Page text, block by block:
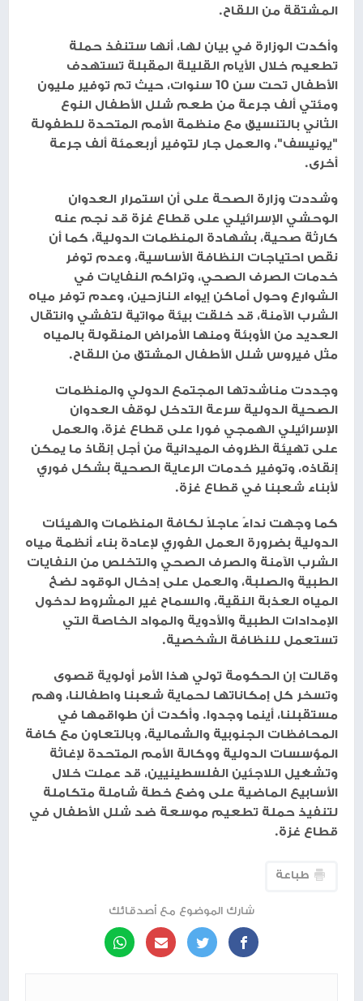
المشتقة من اللقاح.
وأكدت الوزارة في بيان لها، أنها ستنفذ حملة
تطعيم خلال الأيام القليلة المقبلة تستهدف
الأطفال تحت سن 10 سنوات، حيث تم توفير مليون
ومئتي ألف جرعة من طعم شلل الأطفال النوع
الثاني بالتنسيق مع منظمة الأمم المتحدة للطفولة
"يونيسف"، والعمل جار لتوفير أربعمئة ألف جرعة
أخرى.
وشددت وزارة الصحة على أن استمرار العدوان
الوحشي الإسرائيلي على قطاع غزة قد نجم عنه
كارثة صحية، بشهادة المنظمات الدولية، كما أن
نقص احتياجات النظافة الأساسية، وعدم توفر
خدمات الصرف الصحي، وتراكم النفايات في
الشوارع وحول أماكن إيواء النازحين، وعدم توفر مياه
الشرب الآمنة، قد خلقت بيئة مواتية لتفشي وانتقال
العديد من الأوبئة ومنها الأمراض المنقولة بالمياه
مثل فيروس شلل الأطفال المشتق من اللقاح.
وجددت مناشدتها المجتمع الدولي والمنظمات
الصحية الدولية سرعة التدخل لوقف العدوان
الإسرائيلي الهمجي فورا على قطاع غزة، والعمل
على تهيئة الظروف الميدانية من أجل إنقاذ ما يمكن
إنقاذه، وتوفير خدمات الرعاية الصحية بشكل فوري
لأبناء شعبنا في قطاع غزة.
كما وجهت نداءً عاجلاً لكافة المنظمات والهيئات
الدولية بضرورة العمل الفوري لإعادة بناء أنظمة مياه
الشرب الآمنة والصرف الصحي والتخلص من النفايات
الطبية والصلبة، والعمل على إدخال الوقود لضخ
المياه العذبة النقية، والسماح غير المشروط لدخول
الإمدادات الطبية والأدوية والمواد الخاصة التي
تستعمل للنظافة الشخصية.
وقالت إن الحكومة تولي هذا الأمر أولوية قصوى
وتسخر كل إمكاناتها لحماية شعبنا واطفالنا، وهم
مستقبلنا، أينما وجدوا. وأكدت أن طواقمها في
المحافظات الجنوبية والشمالية، وبالتعاون مع كافة
المؤسسات الدولية ووكالة الأمم المتحدة لإغاثة
وتشغيل اللاجئين الفلسطينيين، قد عملت خلال
الأسابيع الماضية على وضع خطة شاملة متكاملة
لتنفيذ حملة تطعيم موسعة ضد شلل الأطفال في
قطاع غزة.
طباعة
شارك الموضوع مع أصدقائك